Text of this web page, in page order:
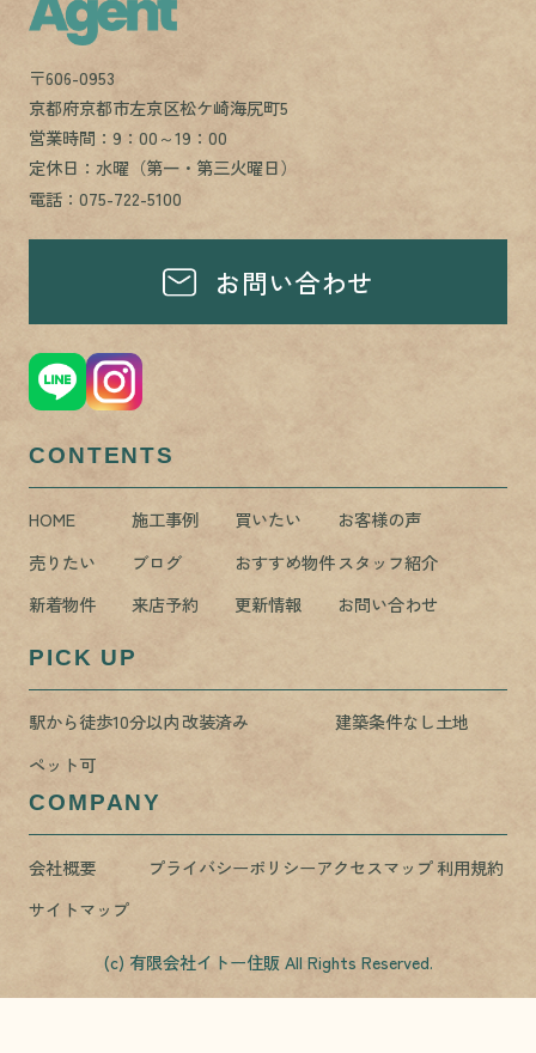
〒606-0953
京都府京都市左京区松ケ崎海尻町5
営業時間：9：00～19：00
定休日：水曜（第一・第三火曜日）
電話：075-722-5100
お問い合わせ
CONTENTS
HOME 施工事例 買いたい
お客様の声
売りたい
ブログ おすすめ物件スタッフ紹介
新着物件
来店予約 更新情報 お問い合わせ
PICK UP
駅から徒歩10分以内改装済み
建築条件なし土地
ペット可
COMPANY
会社概要 プライバシーポリシーアクセスマップ利用規約
サイトマップ
(c) 有限会社イトー住販 All Rights Reserved.